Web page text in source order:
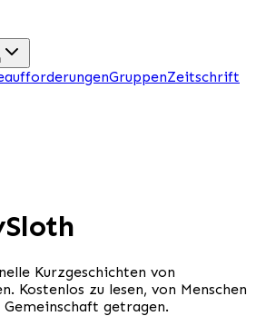
GruppenZeitschrift
Kurzgeschichten von
Kostenlos zu lesen, von Menschen
getragen.